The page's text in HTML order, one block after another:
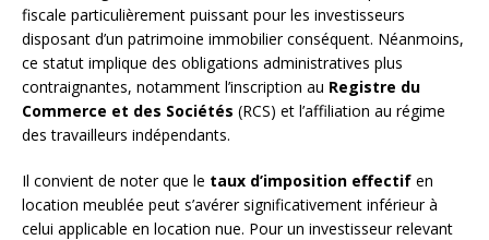
fiscale particulièrement puissant pour les investisseurs
disposant d’un patrimoine immobilier conséquent. Néanmoins,
ce statut implique des obligations administratives plus
contraignantes, notamment l’inscription au Registre du
Commerce et des Sociétés (RCS) et l’affiliation au régime
des travailleurs indépendants.
Il convient de noter que le taux d’imposition effectif en
location meublée peut s’avérer significativement inférieur à
celui applicable en location nue. Pour un investisseur relevant